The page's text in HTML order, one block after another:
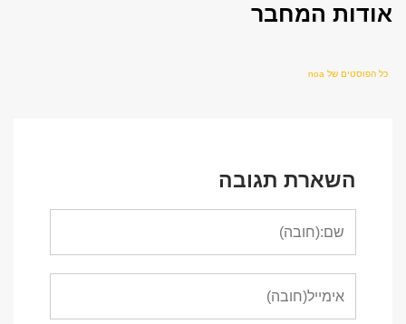
אודות המחבר
כל הפוסטים של noa
השארת תגובה